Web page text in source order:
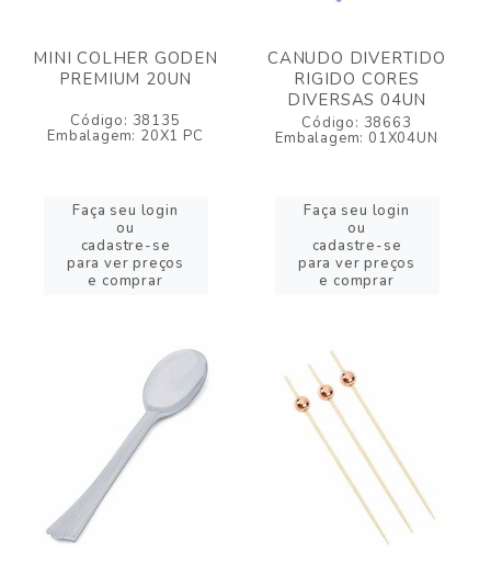
MINI COLHER GODEN
PREMIUM 20UN
Código: 38135
Embalagem: 20X1 PC
Faça seu login
ou
cadastre-se
para ver preços
e comprar
CANUDO DIVERTIDO
RIGIDO CORES
DIVERSAS 04UN
Código: 38663
Embalagem: 01X04UN
Faça seu login
ou
cadastre-se
para ver preços
e comprar